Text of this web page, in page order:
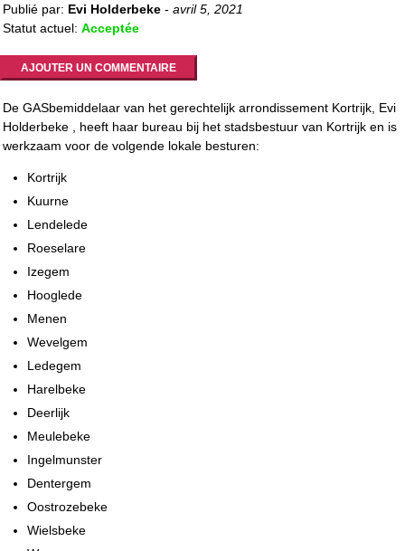
Publié par: Evi Holderbeke - avril 5, 2021
Statut actuel: Acceptée
AJOUTER UN COMMENTAIRE
De GASbemiddelaar van het gerechtelijk arrondissement Kortrijk, Evi
Holderbeke , heeft haar bureau bij het stadsbestuur van Kortrijk en is
werkzaam voor de volgende lokale besturen:
Kortrijk
Kuurne
Lendelede
Roeselare
Izegem
Hooglede
Menen
Wevelgem
Ledegem
Harelbeke
Deerlijk
Meulebeke
Ingelmunster
Dentergem
Oostrozebeke
Wielsbeke